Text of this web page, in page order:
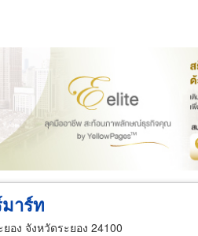
แทนจัดจำหน่าย ผู้ส่งออก/นำเข้า
าร์ท
อง จังหวัดระยอง 24100